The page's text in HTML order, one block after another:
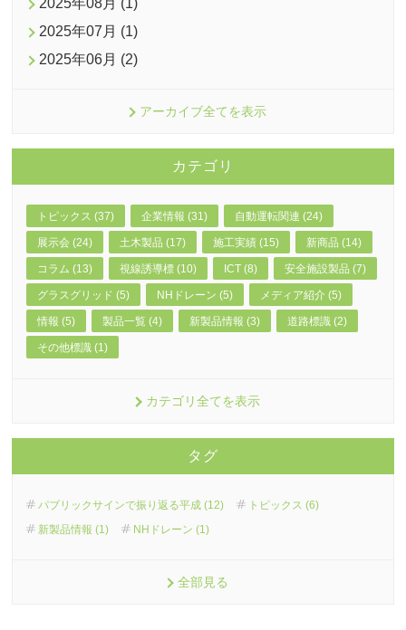
2025年08月 (1)
2025年07月 (1)
2025年06月 (2)
アーカイブ全てを表示
カテゴリ
トピックス (37) 企業情報 (31) 自動運転関連 (24)
展示会 (24) 土木製品 (17) 施工実績 (15) 新商品 (14)
コラム (13) 視線誘導標 (10) ICT (8) 安全施設製品 (7)
グラスグリッド (5) NHドレーン (5) メディア紹介 (5)
情報 (5) 製品一覧 (4) 新製品情報 (3) 道路標識 (2)
その他標識 (1)
カテゴリ全てを表示
タグ
パブリックサインで振り返る平成 (12)
トピックス (6)
新製品情報 (1)
NHドレーン (1)
全部見る